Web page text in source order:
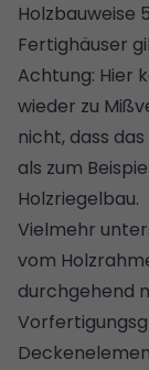
Holzbauweise
Fertighäuser
Achtung: Hier
wieder zu
nicht, dass
als zum
Holzriegelbau.
Vielmehr
vom
durchgehend